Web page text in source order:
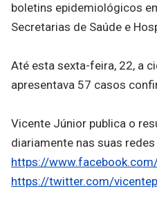
boletins epidemiológicos
Secretarias de Saúde e
Até esta sexta-feira, 22, a
apresentava 57 casos
Vicente Júnior publica o
diariamente nas suas
https://
https://twitter.com/